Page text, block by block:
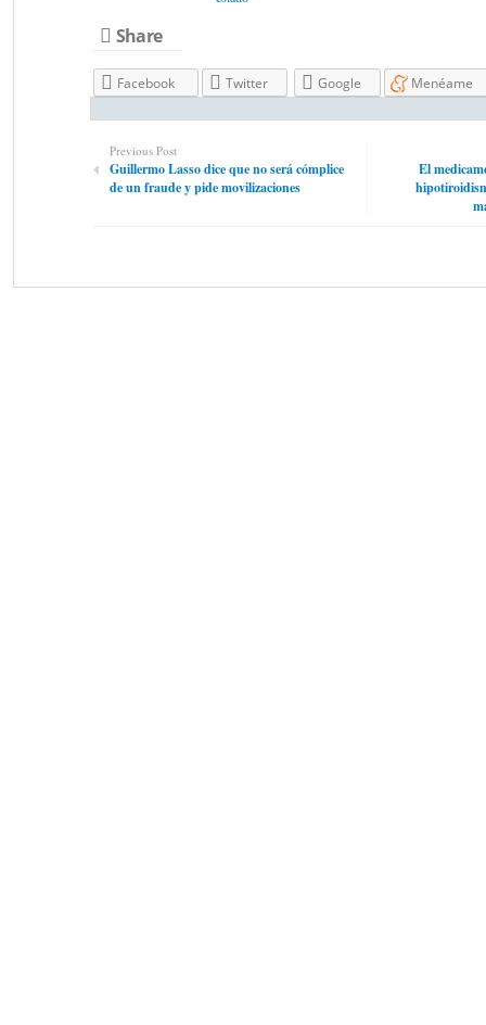
Share
Facebook Twitter Google Menéame
Previous Post
Guillermo Lasso dice que no será cómplice
de un fraude y pide movilizaciones
El